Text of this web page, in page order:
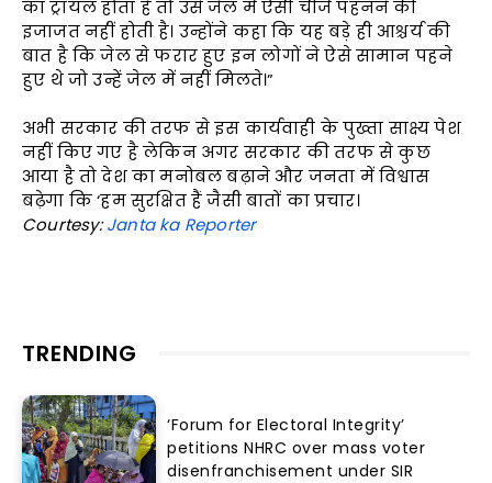
का ट्रायल होता है तो उसे जेल में ऐसी चीजें पहनने की
इजाजत नहीं होती है। उन्होंने कहा कि यह बड़े ही आश्चर्य की
बात है कि जेल से फरार हुए इन लोगों ने ऐसे सामान पहने
हुए थे जो उन्हें जेल में नहीं मिलते।”
अभी सरकार की तरफ से इस कार्यवाही के पुख्ता साक्ष्य पेश
नहीं किए गए है लेकिन अगर सरकार की तरफ से कुछ
आया है तो देश का मनोबल बढ़ाने और जनता में विश्वास
बढ़ेगा कि ‘हम सुरक्षित हैं जैसी बातों का प्रचार।
Courtesy:Janta ka Reporter
TRENDING
‘Forum for Electoral Integrity’
petitions NHRC over mass voter
disenfranchisement under SIR